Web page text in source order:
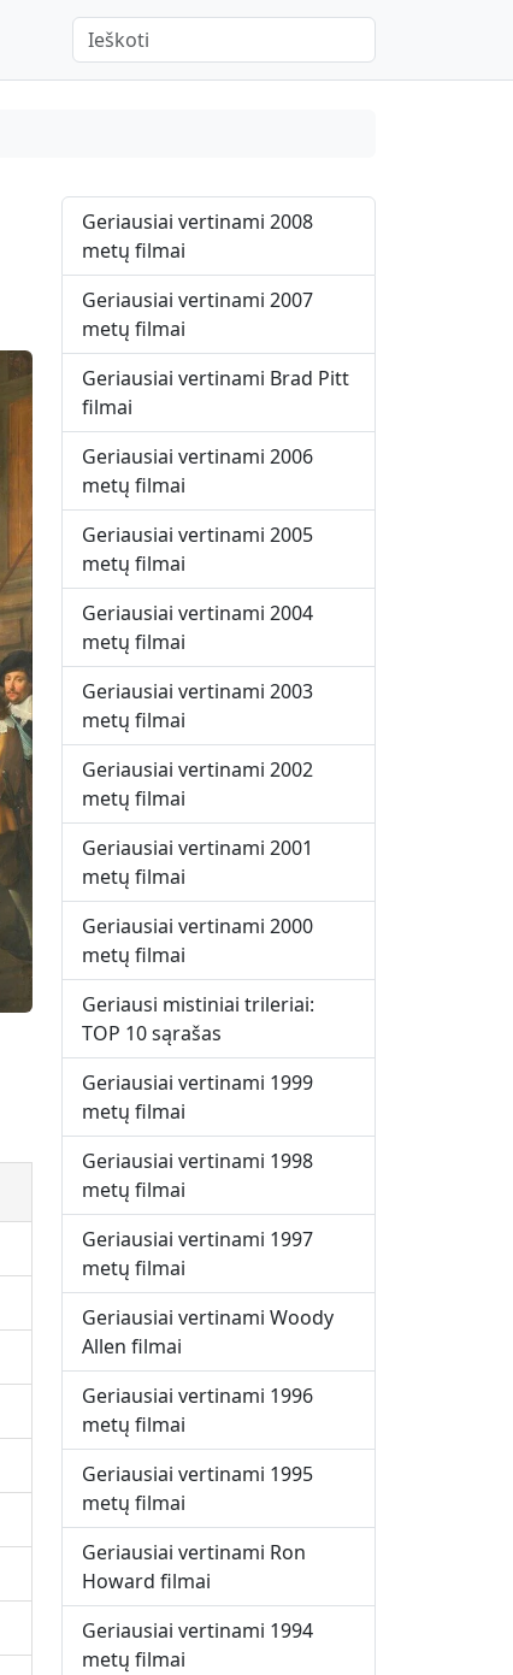
When autocomplete results are available use
Geriausiai vertinami 2008
metų filmai
Geriausiai vertinami 2007
metų filmai
Geriausiai vertinami Brad Pitt
filmai
Geriausiai vertinami 2006
metų filmai
Geriausiai vertinami 2005
metų filmai
Geriausiai vertinami 2004
metų filmai
Geriausiai vertinami 2003
metų filmai
Geriausiai vertinami 2002
metų filmai
Geriausiai vertinami 2001
metų filmai
Geriausiai vertinami 2000
metų filmai
Geriausi mistiniai trileriai:
TOP 10 sąrašas
Geriausiai vertinami 1999
metų filmai
Geriausiai vertinami 1998
metų filmai
Geriausiai vertinami 1997
metų filmai
Geriausiai vertinami Woody
Allen filmai
Geriausiai vertinami 1996
metų filmai
Geriausiai vertinami 1995
metų filmai
Geriausiai vertinami Ron
Howard filmai
Geriausiai vertinami 1994
metų filmai